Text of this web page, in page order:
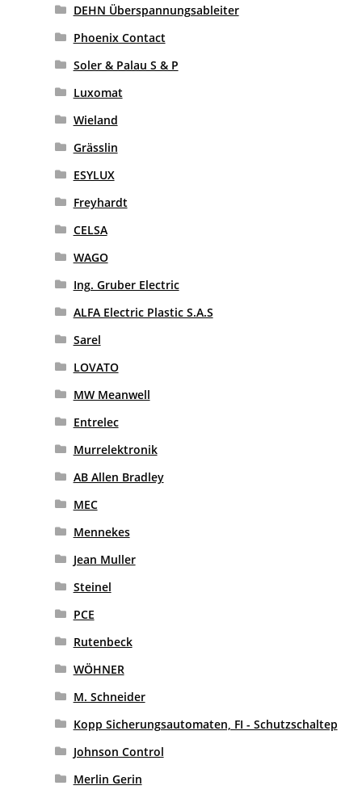
DEHN Überspannungsableiter
Phoenix Contact
Soler & Palau S & P
Luxomat
Wieland
Grässlin
ESYLUX
Freyhardt
CELSA
WAGO
Ing. Gruber Electric
ALFA Electric Plastic S.A.S
Sarel
LOVATO
MW Meanwell
Entrelec
Murrelektronik
AB Allen Bradley
MEC
Mennekes
Jean Muller
Steinel
PCE
Rutenbeck
WÖHNER
M. Schneider
Kopp Sicherungsautomaten, FI - Schutzschaltep
Johnson Control
Merlin Gerin